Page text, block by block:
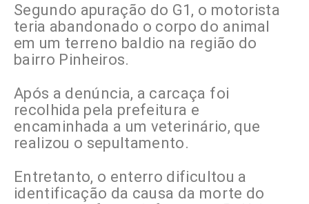
Segundo apuração do G1, o motorista
teria abandonado o corpo do animal
em um terreno baldio na região do
bairro Pinheiros.
Após a denúncia, a carcaça foi
recolhida pela prefeitura e
encaminhada a um veterinário, que
realizou o sepultamento.
Entretanto, o enterro dificultou a
identificação da causa da morte do